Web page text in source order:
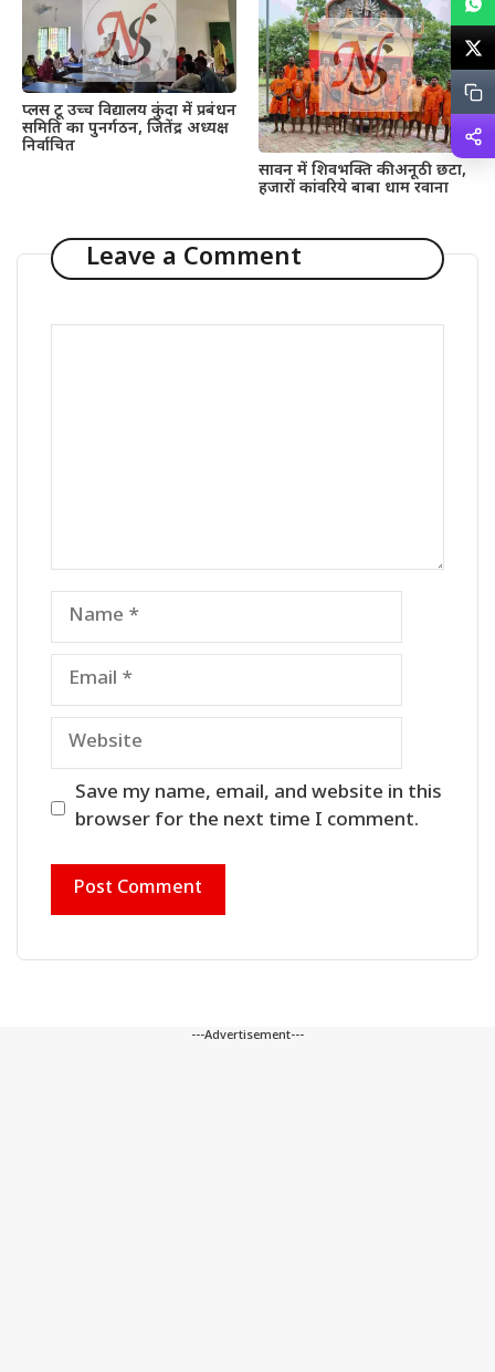
प्लस टू उच्च विद्यालय कुंदा में प्रबंधन
समिति का पुनर्गठन, जितेंद्र अध्यक्ष
निर्वाचित
सावन में शिवभक्ति की अनूठी छटा,
हजारों कांवरिये बाबा धाम रवाना
Leave a Comment
Name
Email
Website
Save my name, email, and website in this
browser for the next time I comment.
---Advertisement---